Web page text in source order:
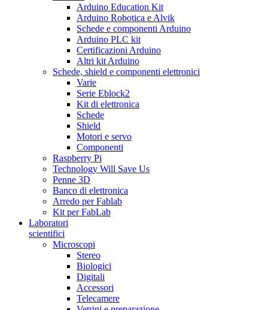
Arduino Education Kit
Arduino Robotica e Alvik
Schede e componenti Arduino
Arduino PLC kit
Certificazioni Arduino
Altri kit Arduino
Schede, shield e componenti elettronici
Varie
Serie Eblock2
Kit di elettronica
Schede
Shield
Motori e servo
Componenti
Raspberry Pi
Technology Will Save Us
Penne 3D
Banco di elettronica
Arredo per Fablab
Kit per FabLab
Laboratori
scientifici
Microscopi
Stereo
Biologici
Digitali
Accessori
Telecamere